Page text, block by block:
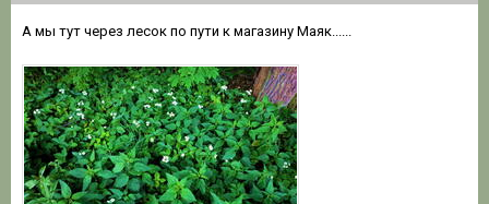
А мы тут через лесок по пути к магазину Маяк......